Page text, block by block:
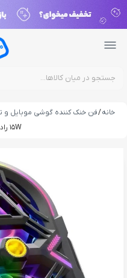
خانه/فن خنک کننده گوشی موبایل و
15W رادیاتوری دوگانه